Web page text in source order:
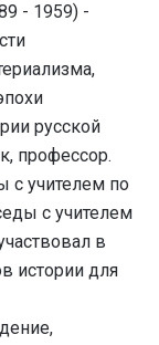
- 1959) -
русской
профессор.
с учителем по
с учителем
в
истории для